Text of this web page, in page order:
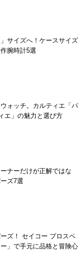
サイズへ！ケースサイズ
腕時計5選
ォッチ。カルティエ「パ
エ」の魅力と選び方
ナーだけが正解ではな
ズ7選
ズ！ セイコー プロスペ
」で手元に品格と冒険心